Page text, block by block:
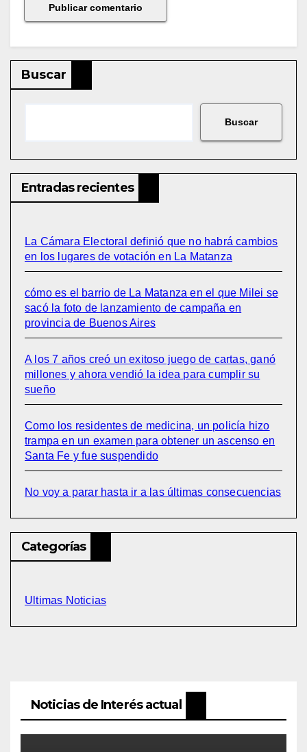
Buscar
Buscar
Entradas recientes
La Cámara Electoral definió que no habrá cambios
en los lugares de votación en La Matanza
cómo es el barrio de La Matanza en el que Milei se
sacó la foto de lanzamiento de campaña en
provincia de Buenos Aires
A los 7 años creó un exitoso juego de cartas, ganó
millones y ahora vendió la idea para cumplir su
sueño
Como los residentes de medicina, un policía hizo
trampa en un examen para obtener un ascenso en
Santa Fe y fue suspendido
No voy a parar hasta ir a las últimas consecuencias
Categorías
Ultimas Noticias
Noticias de Interés actual